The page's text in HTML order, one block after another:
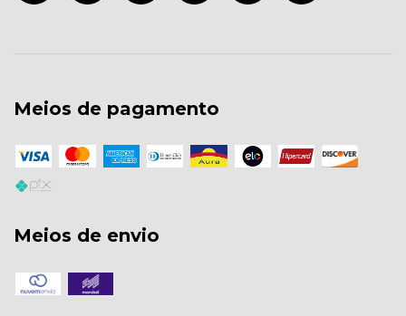
Meios de pagamento
Meios de envio